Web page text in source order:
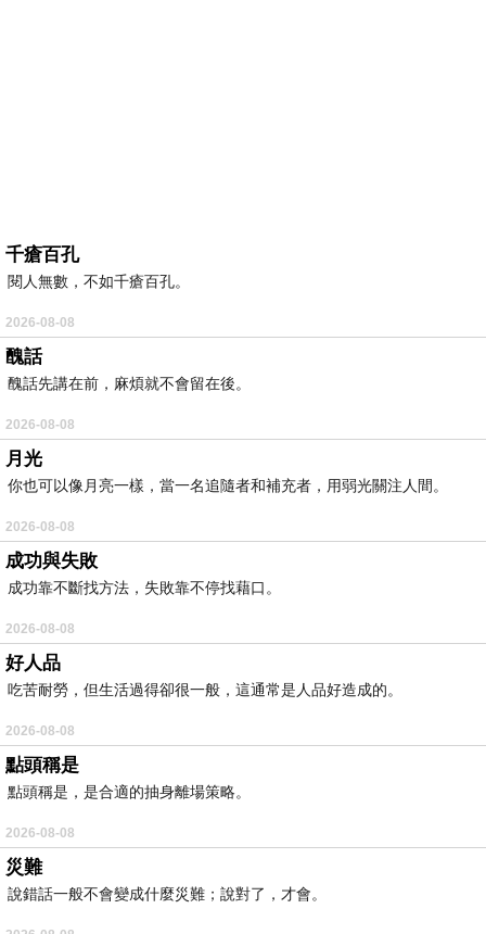
千瘡百孔
閱人無數，不如千瘡百孔。
2026-08-08
醜話
醜話先講在前，麻煩就不會留在後。
2026-08-08
月光
你也可以像月亮一樣，當一名追隨者和補充者，用弱光關注人間。
2026-08-08
成功與失敗
成功靠不斷找方法，失敗靠不停找藉口。
2026-08-08
好人品
吃苦耐勞，但生活過得卻很一般，這通常是人品好造成的。
2026-08-08
點頭稱是
點頭稱是，是合適的抽身離場策略。
2026-08-08
災難
說錯話一般不會變成什麼災難；說對了，才會。